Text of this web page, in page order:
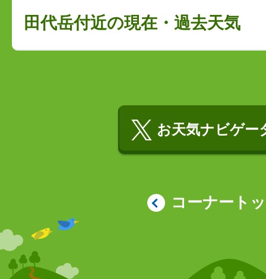
田代岳付近の現在・過去天気
お天気ナビゲー
コーナート